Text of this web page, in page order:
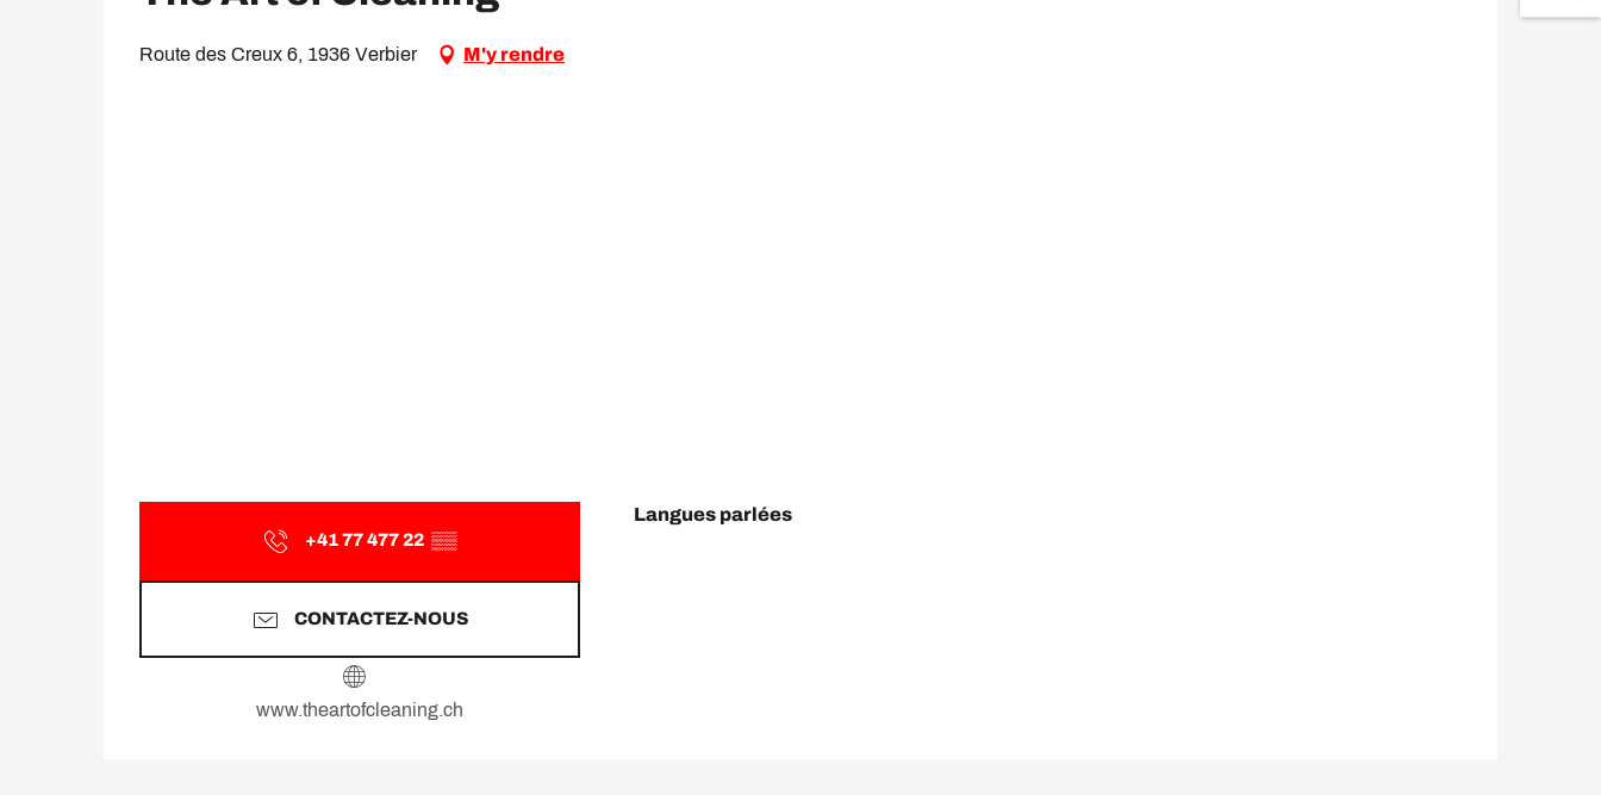
Route des Creux 6, 1936 Verbier M'y rendre
+41 77 477 22 ▒▒
CONTACTEZ-NOUS
www.theartofcleaning.ch
Langues parlées
Langues parlées